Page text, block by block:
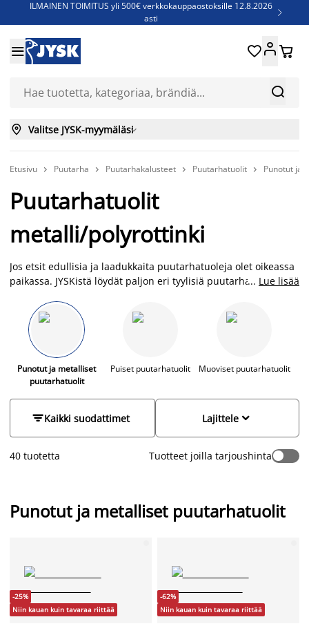
ILMAINEN TOIMITUS yli 500€ verkkokauppaostoksille 12.8.2026
asti

Jenkkisänkyjä - Säästä jopa 60%


 
 Valitse JYSK-myymäläsi
Etusivu  Puutarha  Puutarhakalusteet  Puutarhatuolit  Punotut ja
Puutarhatuolit
metalli/polyrottinki
Jos etsit edullisia ja laadukkaita puutarhatuoleja olet oikeassa
paikassa. JYSKistä löydät paljon eri tyylisiä puutarhatuoleja,
Metallista ja polyrottingista valmistetut puutarhatuolit
soveltuvat loistavasti ulkokäyttöön ja ovat helppohoitoisia.
Tutustu monipuoliseen valikoimaamme verkkokaupassa tai
lähimmässä myymälässäsi.
... Lue lisää
Punotut ja metalliset
puutarhatuolit
Puiset puutarhatuolit Muoviset puutarhatuolit
Kaikki suodattimet 
Lajittele
40 tuotetta Tuotteet joilla tarjoushinta
Punotut ja metalliset puutarhatuolit
-25%
Niin kauan kuin tavaraa riittää
-62%
Niin kauan kuin tavaraa riittää